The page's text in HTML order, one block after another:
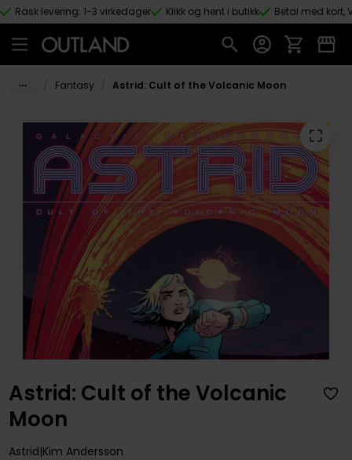
Hopp til hovedinnhold
Rask levering: 1-3 virkedager Klikk og hent i butikk Betal med kort,
Fantasy Astrid: Cult of the Volcanic Moon
Astrid: Cult of the Volcanic
Moon
Astrid Kim Andersson